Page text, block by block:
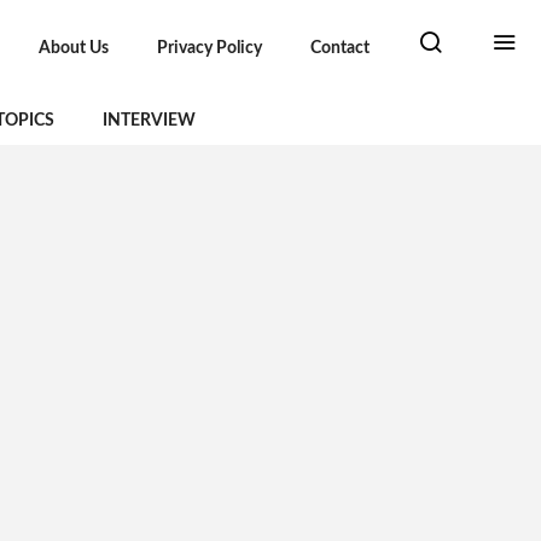
About Us Privacy Policy Contact
INTERVIEW